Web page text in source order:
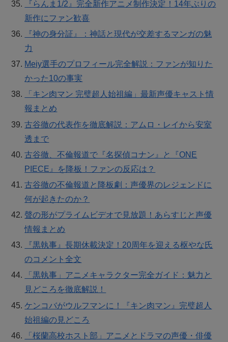
『らんま1/2』完全新作アニメ制作決定！14年ぶりの
新作にファン歓喜
『神の身分証』：神話と現代が交差するマンガの魅
力
Meiy選手のプロフィール完全解説：ファンが知りた
かった10の事実
「キン肉マン 完璧超人始祖編」最新声優キャスト情
報まとめ
古谷徹の代表作を徹底解説：アムロ・レイから安室
透まで
古谷徹、不倫報道で『名探偵コナン』と『ONE
PIECE』を降板！ファンの反応は？
古谷徹の不倫報道と降板劇：声優界のレジェンドに
何が起きたのか？
聲の形がプライムビデオで見放題！あらすじと声優
情報まとめ
『黒執事』長期休載決定！20周年を迎える枢やな氏
のコメント全文
「黒執事」アニメキャラクター完全ガイド：魅力と
見どころを徹底解説！
ケンコバがウルフマンに！『キン肉マン』完璧超人
始祖編の見どころ
「桜蘭高校ホスト部」アニメとドラマの声優・俳優